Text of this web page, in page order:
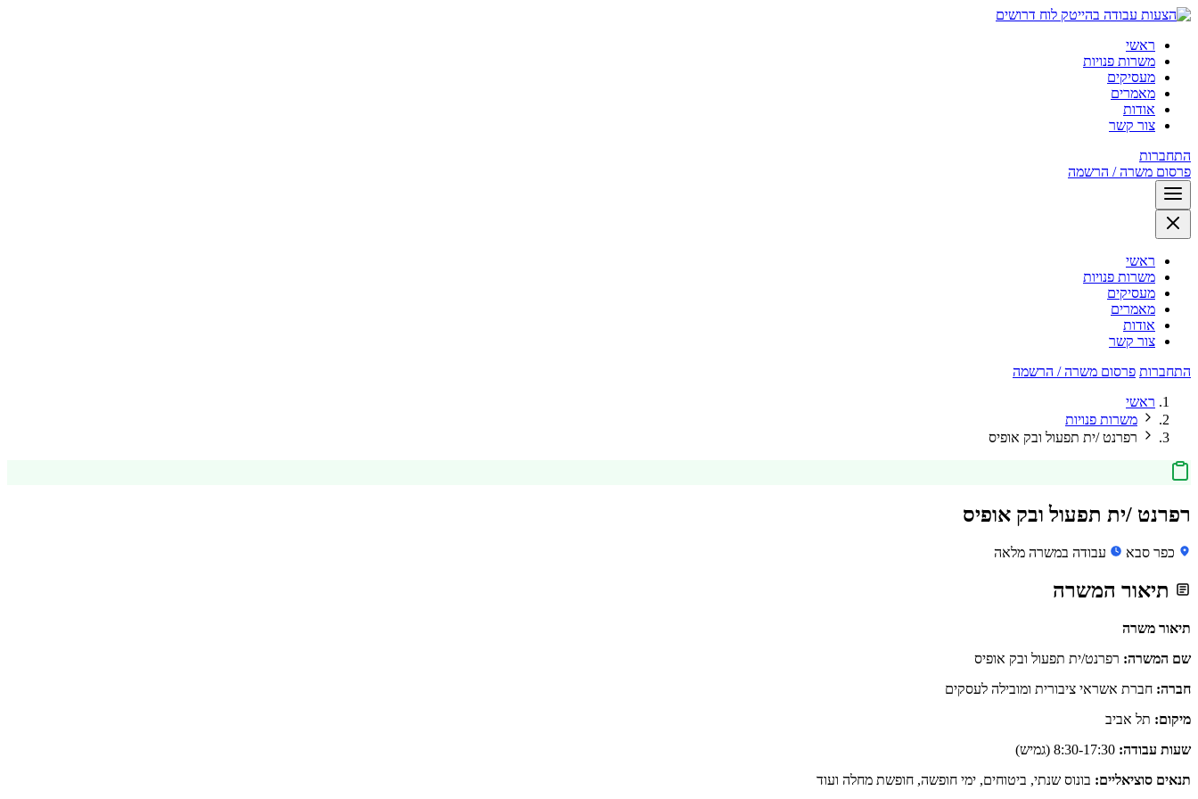
לוח דרושים
ראשי
משרות פנויות
מעסיקים
מאמרים
אודות
צור קשר
התחברות
פרסום משרה / הרשמה
ראשי
משרות פנויות
מעסיקים
מאמרים
אודות
צור קשר
התחברות פרסום משרה / הרשמה
ראשי
משרות פנויות
רפרנט /ית תפעול ובק אופיס
רפרנט /ית תפעול ובק אופיס
כפר סבא עבודה במשרה מלאה
תיאור המשרה
תיאור משרה
שם המשרה: רפרנט/ית תפעול ובק אופיס
חברה: חברת אשראי ציבורית ומובילה לעסקים
מיקום: תל אביב
שעות עבודה:
תנאים סוציאליים: בונוס שנתי, ביטוחים, ימי חופשה, חופשת מחלה ועוד